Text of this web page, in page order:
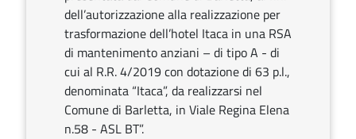
dell’autorizzazione alla realizzazione per
trasformazione dell’hotel Itaca in una RSA
di mantenimento anziani – di tipo A - di
cui al R.R. 4/2019 con dotazione di 63 p.l.,
denominata “Itaca”, da realizzarsi nel
Comune di Barletta, in Viale Regina Elena
n.58 - ASL BT”.